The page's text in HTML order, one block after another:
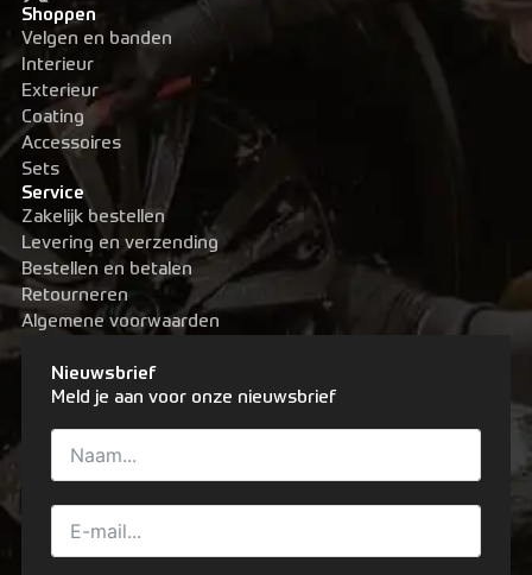
Over ons
Contact
Resellers
Zakelijk bestellen
Levering en verzending
Bestellen en betalen
Retourneren
Algemene voorwaarden
Shoppen
Velgen en banden
Interieur
Exterieur
Coating
Accessoires
Sets
Service
Zakelijk bestellen
Levering en verzending
Bestellen en betalen
Retourneren
Algemene voorwaarden
Nieuwsbrief
Meld je aan voor onze nieuwsbrief